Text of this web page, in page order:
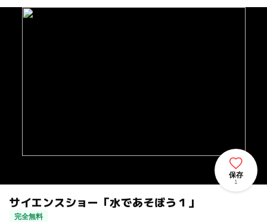
サイエンスショー「水であそぼう１」
完全無料
保存
1